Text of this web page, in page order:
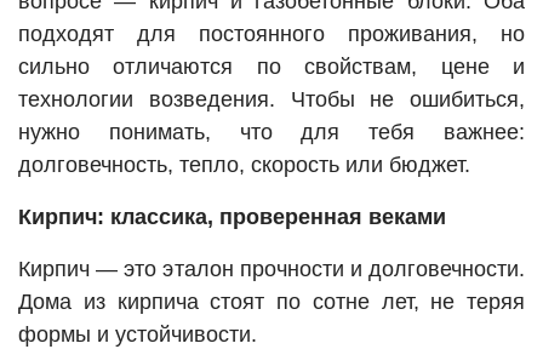
подходят для постоянного проживания, но
сильно отличаются по свойствам, цене и
технологии возведения. Чтобы не ошибиться,
нужно понимать, что для тебя важнее:
долговечность, тепло, скорость или бюджет.
Кирпич: классика, проверенная веками
Кирпич — это эталон прочности и долговечности.
Дома из кирпича стоят по сотне лет, не теряя
формы и устойчивости.